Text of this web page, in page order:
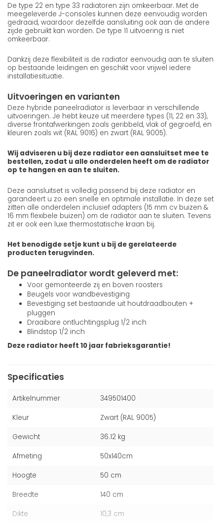
De type 22 en type 33 radiatoren zijn omkeerbaar. Met de
meegeleverde J-consoles kunnen deze eenvoudig worden
gedraaid, waardoor dezelfde aansluiting ook aan de andere
zijde gebruikt kan worden. De type 11 uitvoering is niet
omkeerbaar.
Dankzij deze flexibiliteit is de radiator eenvoudig aan te sluiten
op bestaande leidingen en geschikt voor vrijwel iedere
installatiesituatie.
Uitvoeringen en varianten
Deze hybride paneelradiator is leverbaar in verschillende
uitvoeringen. Je hebt keuze uit meerdere types (11, 22 en 33),
diverse frontafwerkingen zoals geribbeld, vlak of gegroefd, en
kleuren zoals wit (RAL 9016) en zwart (RAL 9005).
Wij adviseren u bij deze radiator een aansluitset mee te
bestellen, zodat u alle onderdelen heeft om de radiator
op te hangen en aan te sluiten.
Deze aansluitset is volledig passend bij deze radiator en
garandeert u zo een snelle en optimale installatie. In deze set
zitten alle onderdelen inclusief adapters (15 mm cv buizen &
16 mm flexibele buizen) om de radiator aan te sluiten. Tevens
zit er ook een luxe thermostatische kraan bij.
Het benodigde setje kunt u bij de gerelateerde
producten terugvinden.
De paneelradiator wordt geleverd met:
Voor gemonteerde zij en boven roosters
Beugels voor wandbevestiging
Bevestiging set bestaande uit houtdraadbouten +
pluggen
Draaibare ontluchtingsplug 1/2 inch
Blindstop 1/2 inch
Deze radiator heeft 10 jaar fabrieksgarantie!
Specificaties
Artikelnummer 349501400
Kleur Zwart (RAL 9005)
Gewicht 36.12 kg
Afmeting 50x140cm
Hoogte 50 cm
Breedte 140 cm
Dikte 10,3 cm